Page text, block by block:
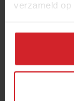
verzameld op